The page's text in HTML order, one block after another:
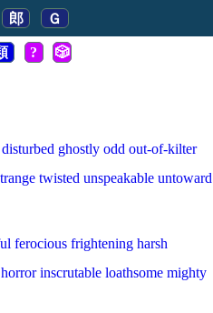
郎 Ｇ
? 🎲
disturbed ghostly odd out-of-kilter
twisted unspeakable untoward
ferocious frightening harsh
horror inscrutable loathsome mighty